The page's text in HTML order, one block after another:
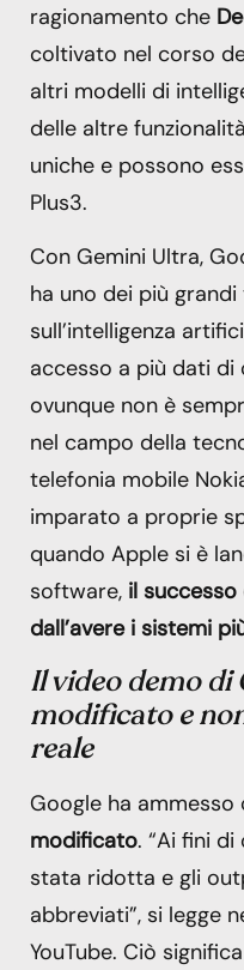
ragionamento che
coltivato nel corso
altri modelli di
delle altre
uniche e possono
Plus3.
Con Gemini Ultra,
ha uno dei più
sull’intelligenza
accesso a più dati di
ovunque non è
nel campo della
telefonia mobile
imparato a proprie
quando Apple si è
software, il
dall’avere i sistemi
Il video demo di
modificato e
reale
Google ha ammesso
modificato. “Ai fini
stata ridotta e gli
abbreviati”, si legge
YouTube. Ciò